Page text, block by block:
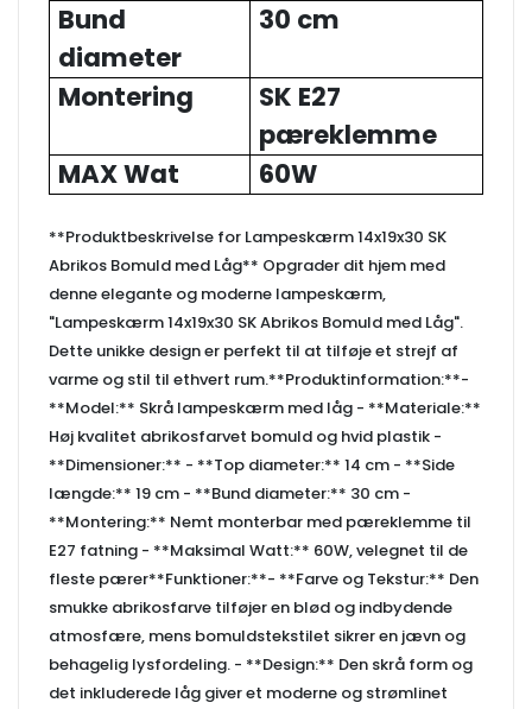
Bund
diameter
30 cm
Montering
SK E27
pæreklemme
MAX Wat
60W
**Produktbeskrivelse for Lampeskærm 14x19x30 SK
Abrikos Bomuld med Låg** Opgrader dit hjem med
denne elegante og moderne lampeskærm,
"Lampeskærm 14x19x30 SK Abrikos Bomuld med Låg".
Dette unikke design er perfekt til at tilføje et strejf af
varme og stil til ethvert rum.**Produktinformation:**-
**Model:** Skrå lampeskærm med låg - **Materiale:**
Høj kvalitet abrikosfarvet bomuld og hvid plastik -
**Dimensioner:** - **Top diameter:** 14 cm - **Side
længde:** 19 cm - **Bund diameter:** 30 cm -
**Montering:** Nemt monterbar med pæreklemme til
E27 fatning - **Maksimal Watt:** 60W, velegnet til de
fleste pærer**Funktioner:**- **Farve og Tekstur:** Den
smukke abrikosfarve tilføjer en blød og indbydende
atmosfære, mens bomuldstekstilet sikrer en jævn og
behagelig lysfordeling. - **Design:** Den skrå form og
det inkluderede låg giver et moderne og strømlinet